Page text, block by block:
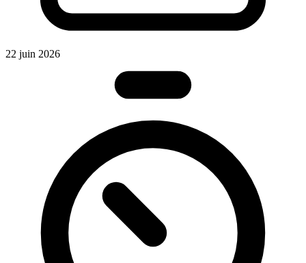
22 juin 2026